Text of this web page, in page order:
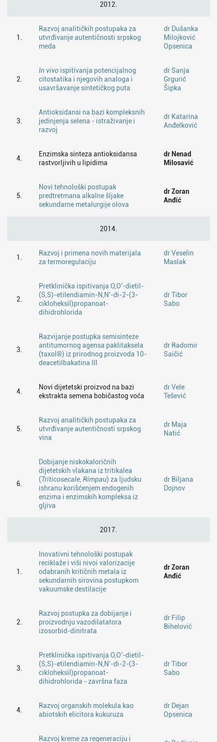
2012.
1.
Razvoj analitičkih postupaka za
utvrđivanje autentičnosti srpskog
meda
dr Dušanka
Milojković
Opsenica
2.
In vivo ispitivanja potencijalnog
citostatika i njegovih analoga i
usavršavanje sintetičkog puta
dr Sanja
Grgurić
Šipka
3.
Antioksidansi na bazi kompleksnih
jedinjenja selena - istraživanje i
razvoj
dr Katarina
Anđelković
4.
Enzimska sinteza antioksidansa
rastvorljivih u lipidima
dr Nenad
Milosavić
5.
Novi tehnološki postupak
predtretmana alkalne šljake
sekundarne metalurgije olova
dr Zoran
Anđić
2014.
1.
Razvoj i primena novih materijala
za termoregulaciju
dr Veselin
Maslak
2.
Pretklinička ispitivanja O,O'-dietil-
(S,S)-etilendiamin-N,N'-di-2-(3-
cikloheksil)propanoat-
dihidrohlorida
dr Tibor
Sabo
3.
Razvijanje postupka semisinteze
antitumornog agensa paklitaksela
(taxol®) iz prirodnog proizvoda 10-
deacetilbakatina III
dr Radomir
Saičić
4.
Novi dijetetski proizvod na bazi
ekstrakta semena bobičastog voća
dr Vele
Tešević
5.
Razvoj analitičkih postupaka za
utvrđivanje autentičnosti srpskog
vina
dr Maja
Natić
6.
Dobijanje niskokaloričnih
dijetetskih vlakana iz tritikalea
(Triticosecale Rimpau) za ljudsku
ishranu korišćenjem endogenih
enzima i enzimskih kompleksa iz
gljiva
dr Biljana
Dojnov
2017.
1.
Inovativni tehnološki postupak
reciklaže i viši nivoi valorizacije
odabranih kritičnih metala iz
sekundarnih sirovina postupkom
vakuumske destilacije
dr Zoran
Anđić
2.
Razvoj postupka za dobijanje i
proizvodnju vazodilatatora
izosorbid-dinitrata
dr Filip
Bihelović
3.
Pretklinička ispitivanja O,O'-dietil-
(S,S)-etilendiamin-N,N'-di-2-(3-
cikloheksil)propanoat-
dihidrohlorida - završna faza
dr Tibor
Sabo
4.
Razvoj organskih molekula kao
abiotskih elicitora kukuruza
dr Dejan
Opsenica
Razvoj kreme za regeneraciju i